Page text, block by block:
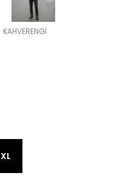
KAHVERENGİ
XL